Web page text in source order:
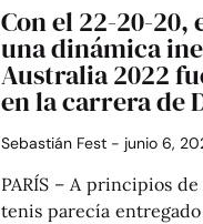
Con el 22-20-
una dinámica
Australia 2022
en la carrera de
Sebastián Fest junio 6,
PARÍS – A principios
tenis parecía